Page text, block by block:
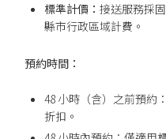
標準計價：接送服務採
縣市行政區域計費。
預約時間：
48 小時（含）之前預約
折扣。